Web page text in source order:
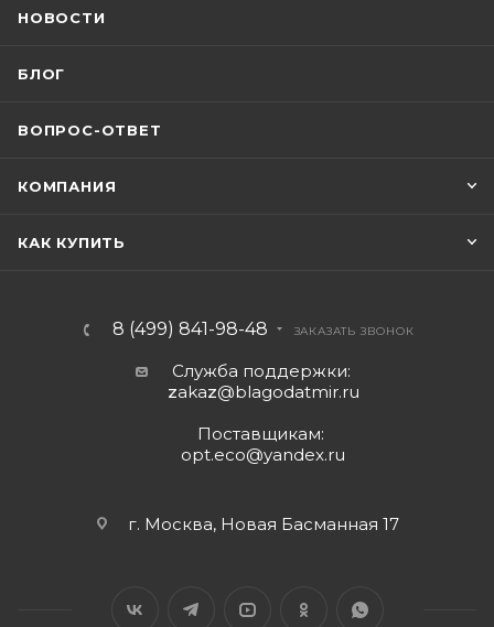
НОВОСТИ
БЛОГ
ВОПРОС-ОТВЕТ
КОМПАНИЯ
КАК КУПИТЬ
8 (499) 841-98-48 ЗАКАЗАТЬ ЗВОНОК
Служба поддержки:
zakaz@blagodatmir.ru
Поставщикам:
opt.eco@yandex.ru
г. Москва, Новая Басманная 17